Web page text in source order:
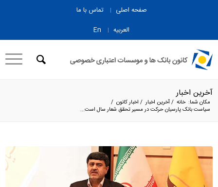
صفحه اصلی
تماس با ما
العربیه
En
آخرین اخبار
مکان شما: خانه /آخرین اخبار / اخبار کانون /
سیاست بانک پارسیان حرکت در مسیر تحقق شعار سال است...